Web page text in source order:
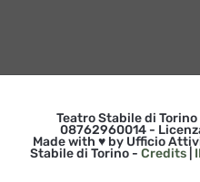
Teatro Stabile di Torino
08762960014 -
Made with ♥ by Ufficio
Stabile di Torino -Credits|